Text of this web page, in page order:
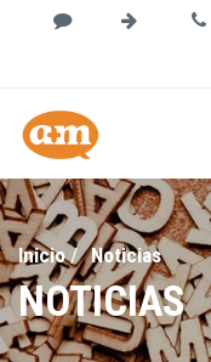
Inicio / Noticias
NOTICIAS